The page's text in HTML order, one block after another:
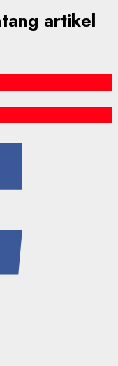
artikel